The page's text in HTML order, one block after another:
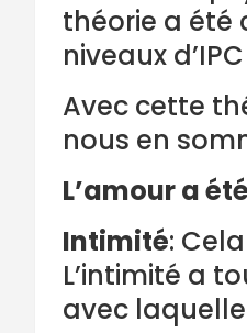
théorie a été
niveaux
Avec cette
nous en
L’amour a
Intimité:
L’intimité a
avec